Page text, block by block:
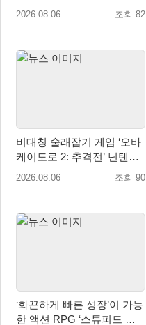
2026.08.06 조회 82
비대칭 술래잡기 게임 ‘오바
케이도로 2: 추격전’ 닌텐도
eShop 출시
2026.08.06 조회 90
‘화끈하게 빠른 성장’이 가능
한 액션 RPG ‘스튜피드 네